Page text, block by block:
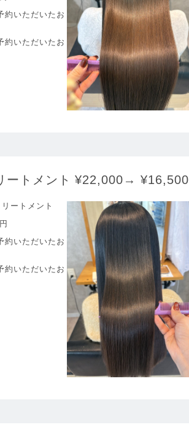
約いただいたお
約いただいたお
ートメント ¥22,000→ ¥16,500
ートメント
約いただいたお
約いただいたお